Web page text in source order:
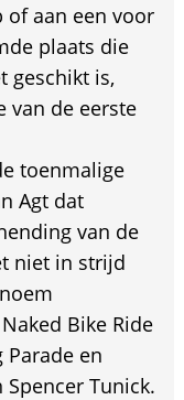
of aan een voor
plaats die
geschikt is,
van de eerste
toenmalige
Agt dat
van de
niet in strijd
Bike Ride
en
Tunick.